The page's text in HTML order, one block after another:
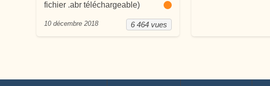
fichier .abr téléchargeable)
6 464 vues
10 décembre 2018